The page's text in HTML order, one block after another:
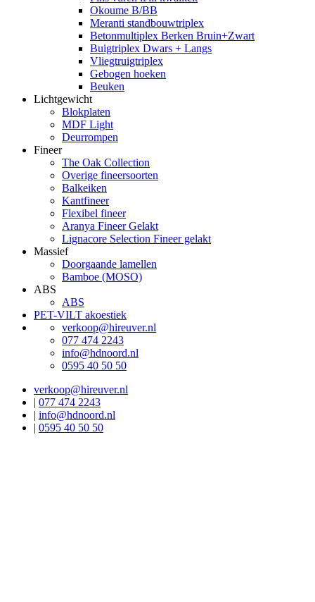
Okoume B/BB
Meranti standbouwtriplex
Betonmultiplex Berken Bruin+Zwart
Buigtriplex Dwars + Langs
Vliegtruigtriplex
Gebogen hoeken
Beuken
Lichtgewicht
Blokplaten
MDF Light
Deurrompen
Fineer
The Oak Collection
Overige fineersoorten
Balkeiken
Kantfineer
Flexibel fineer
Aranya Fineer Gelakt
Lignacore Selection Fineer gelakt
Massief
Doorgaande lamellen
Bamboe (MOSO)
ABS
ABS
PET-VILT akoestiek
verkoop@hireuver.nl
077 474 2243
info@hdnoord.nl
0595 40 50 50
verkoop@hireuver.nl
| 077 474 2243
| info@hdnoord.nl
| 0595 40 50 50